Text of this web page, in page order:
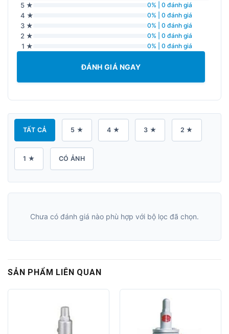
5 ★ 0% | 0 đánh giá
4 ★ 0% | 0 đánh giá
3 ★ 0% | 0 đánh giá
2 ★ 0% | 0 đánh giá
1 ★ 0% | 0 đánh giá
ĐÁNH GIÁ NGAY
TẤT CẢ 5 ★ 4 ★ 3 ★ 2 ★
1 ★ CÓ ẢNH
Chưa có đánh giá nào phù hợp với bộ lọc đã chọn.
SẢN PHẨM LIÊN QUAN